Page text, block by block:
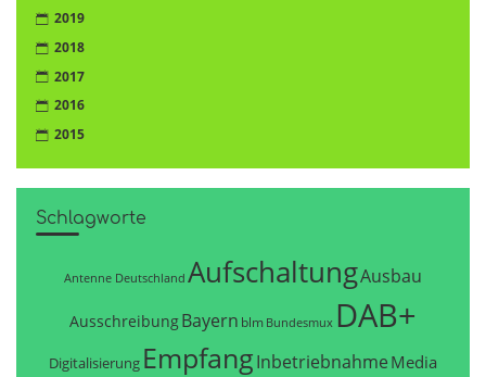
2019
2018
2017
2016
2015
Schlagworte
Antenne Deutschland AufschaltungAusbau
AusschreibungBayern blm Bundesmux DAB+
Digitalisierung EmpfangInbetriebnahme Media